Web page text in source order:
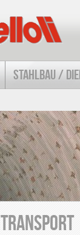
STAHLBAU /